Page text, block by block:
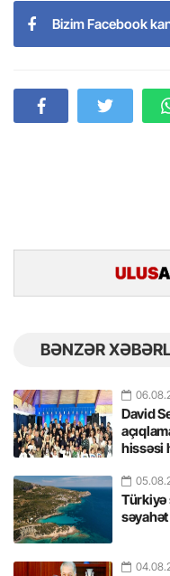
Bizim Facebook
BƏNZƏR
David
hissəsi
Türkiyə
səyahət